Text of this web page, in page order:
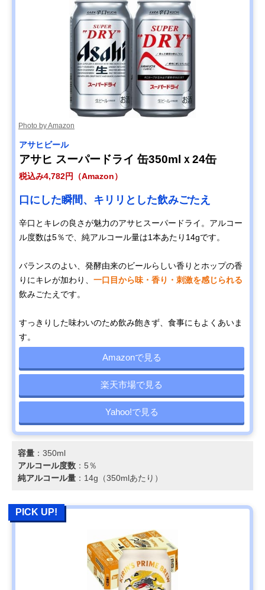
Photo by Amazon
アサヒビール
アサヒ スーパードライ 缶350mlｘ24缶
税込み4,782円（Amazon）
口にした瞬間、キリリとした飲みごたえ
辛口とキレの良さが魅力のアサヒスーパードライ。アルコー
ル度数は5％で、純アルコール量は1本あたり14gです。
バランスのよい、発酵由来のビールらしい香りとホップの香
りにキレが加わり、 一口目から味・香り・刺激を感じられる
飲みごたえです。
すっきりした味わいのため飲み飽きず、食事にもよくあいま
す。
Amazonで見る
楽天市場で見る
Yahoo!で見る
容量 ：350ml
アルコール度数 ：5％
純アルコール量 ：14g（350mlあたり）
PICK UP!